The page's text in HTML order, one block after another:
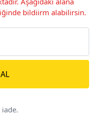
bildiirm alabilirsin.